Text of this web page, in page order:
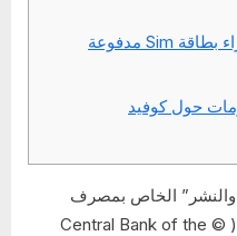
استمتع بـ 1gb بيانات عند شراء بطاقة Sim مدفوعة
حول كوفيد
الخاص بمصرف
الإمارات العربية المتحدة المركزي ( © Central Bank of the